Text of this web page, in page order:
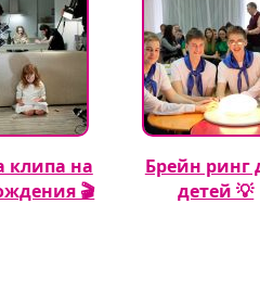
клипа на
🎬
Брейн ринг
детей 💡